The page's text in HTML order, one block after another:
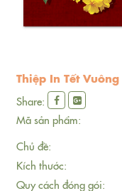
Thiệp In Tết Vuông
Share:
Mã sản phẩm:
Chủ đề:
Kích thước:
Quy cách đóng gói: